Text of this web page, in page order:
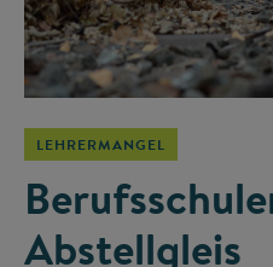
LEHRERMANGEL
Abstellgleis